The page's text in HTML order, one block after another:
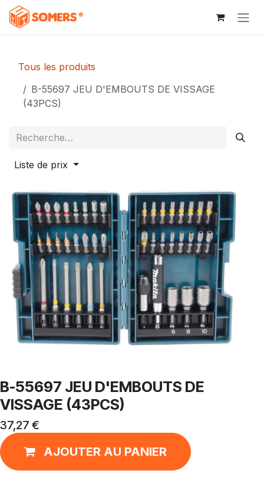
Se rendre au contenu
Tous les produits
B-55697 JEU D'EMBOUTS DE VISSAGE
(43PCS)
Liste de prix
B-55697 JEU D'EMBOUTS DE
VISSAGE (43PCS)
37,27 €
AJOUTER AU PANIER